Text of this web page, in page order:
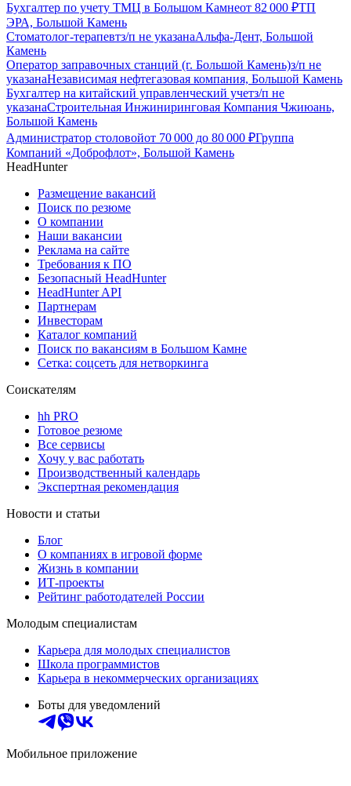
Бухгалтер по учету ТМЦ в Большом Камнеот 82 000 ₽ТП
ЭРА, Большой Камень
Стоматолог-терапевтз/п не указанаАльфа-Дент, Большой
Камень
Оператор заправочных станций (г. Большой Камень)з/п не
указанаНезависимая нефтегазовая компания, Большой Камень
Бухгалтер на китайский управленческий учетз/п не
указанаСтроительная Инжиниринговая Компания Чжиюань,
Большой Камень
Администратор столовойот 70 000 до 80 000 ₽Группа
Компаний «Доброфлот», Большой Камень
HeadHunter
Размещение вакансий
Поиск по резюме
О компании
Наши вакансии
Реклама на сайте
Требования к ПО
Безопасный HeadHunter
HeadHunter API
Партнерам
Инвесторам
Каталог компаний
Поиск по вакансиям в Большом Камне
Сетка: соцсеть для нетворкинга
Соискателям
hh PRO
Готовое резюме
Все сервисы
Хочу у вас работать
Производственный календарь
Экспертная рекомендация
Новости и статьи
Блог
О компаниях в игровой форме
Жизнь в компании
ИТ-проекты
Рейтинг работодателей России
Молодым специалистам
Карьера для молодых специалистов
Школа программистов
Карьера в некоммерческих организациях
Боты для уведомлений
Мобильное приложение